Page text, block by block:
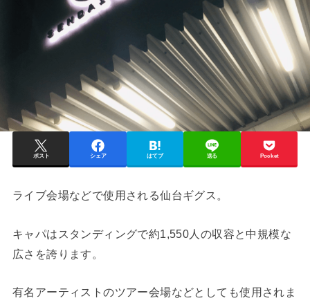
ポスト シェア はてブ 送る Pocket
ライブ会場などで使用される仙台ギグス。
キャパはスタンディングで約1,550人の収容と中規模な
広さを誇ります。
有名アーティストのツアー会場などとしても使用されま